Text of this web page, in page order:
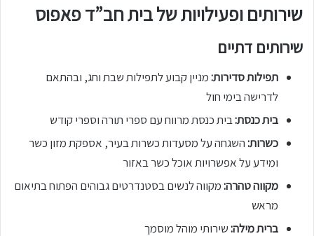
שירותים ופעילויות של בית חב”ד פאפוס
שירותים דתיים
תפילות סדירות:מניין קבוע לתפילות שבת וחג, ובהתאם
לדרישה בימי חול
בית כנסת:בית כנסת מרווח עם ספרי תורה וספרי קודש
כשרות:השגחה על מסעדות כשרות בעיר, אספקת מזון כשר
ומידע על אפשרויות אוכל כשר באזור
מקווה טהרה:מקווה לנשים בסטנדרטים גבוהים הפתוח בתיאום
מראש
ברית מילה:שירותי מוהל מוסמך